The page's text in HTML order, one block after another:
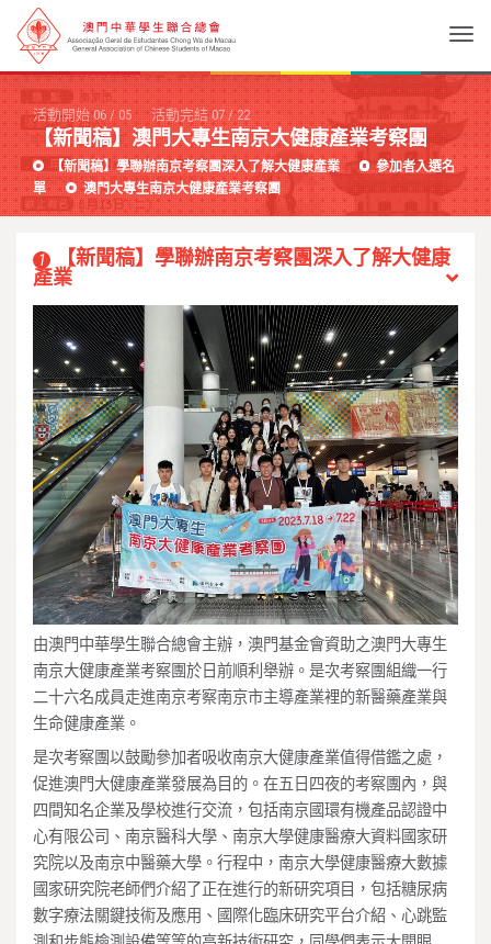
活動開始 06/05 活動完結 07/22
【新聞稿】澳門大專生南京大健康產業考察團
【新聞稿】學聯辦南京考察團深入了解大健康產業
參加者入選名
單
澳門大專生南京大健康產業考察團
1
【新聞稿】學聯辦南京考察團深入了解大健康
產業
由澳門中華學生聯合總會主辦，澳門基金會資助之澳門大專生
南京大健康產業考察團於日前順利舉辦。是次考察團組織一行
二十六名成員走進南京考察南京市主導產業裡的新醫藥產業與
生命健康產業。
是次考察團以鼓勵參加者吸收南京大健康產業值得借鑑之處，
促進澳門大健康產業發展為目的。在五日四夜的考察團內，與
四間知名企業及學校進行交流，包括南京國環有機產品認證中
心有限公司、南京醫科大學、南京大學健康醫療大資料國家研
究院以及南京中醫藥大學。行程中，南京大學健康醫療大數據
國家研究院老師們介紹了正在進行的新研究項目，包括糖尿病
數字療法關鍵技術及應用、國際化臨床研究平台介紹、心跳監